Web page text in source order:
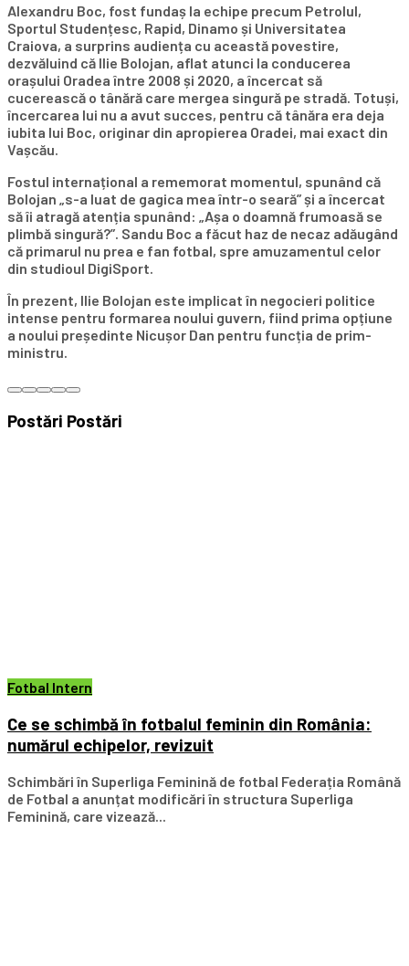
Alexandru Boc, fost fundaș la echipe precum Petrolul,
Sportul Studențesc, Rapid, Dinamo și Universitatea
Craiova, a surprins audiența cu această povestire,
dezvăluind că Ilie Bolojan, aflat atunci la conducerea
orașului Oradea între 2008 și 2020, a încercat să
cucerească o tânără care mergea singură pe stradă. Totuși,
încercarea lui nu a avut succes, pentru că tânăra era deja
iubita lui Boc, originar din apropierea Oradei, mai exact din
Vașcău.
Fostul internațional a rememorat momentul, spunând că
Bolojan „s-a luat de gagica mea într-o seară” și a încercat
să îi atragă atenția spunând: „Așa o doamnă frumoasă se
plimbă singură?”. Sandu Boc a făcut haz de necaz adăugând
că primarul nu prea e fan fotbal, spre amuzamentul celor
din studioul DigiSport.
În prezent, Ilie Bolojan este implicat în negocieri politice
intense pentru formarea noului guvern, fiind prima opțiune
a noului președinte Nicușor Dan pentru funcția de prim-
ministru.
Postări Postări
Fotbal Intern
Ce se schimbă în fotbalul feminin din România:
numărul echipelor, revizuit
Schimbări în Superliga Feminină de fotbal Federația Română
de Fotbal a anunțat modificări în structura Superliga
Feminină, care vizează...